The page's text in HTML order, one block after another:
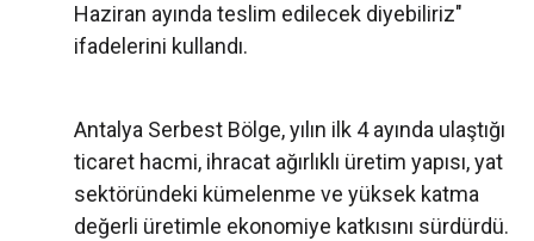
Haziran ayında teslim edilecek diyebiliriz"
ifadelerini kullandı.
Antalya Serbest Bölge, yılın ilk 4 ayında ulaştığı
ticaret hacmi, ihracat ağırlıklı üretim yapısı, yat
sektöründeki kümelenme ve yüksek katma
değerli üretimle ekonomiye katkısını sürdürdü.